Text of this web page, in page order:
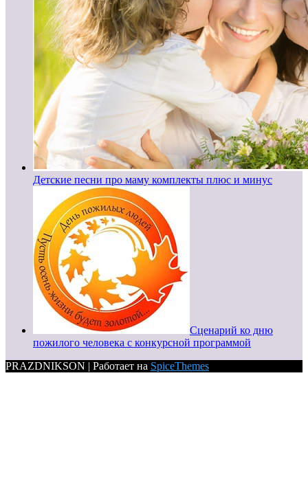
Детские песни про маму комплекты плюс и минус
Сценарий ко дню
пожилого человека с конкурсной программой
PRAZDNIKSON | Работает на SpiceThemes